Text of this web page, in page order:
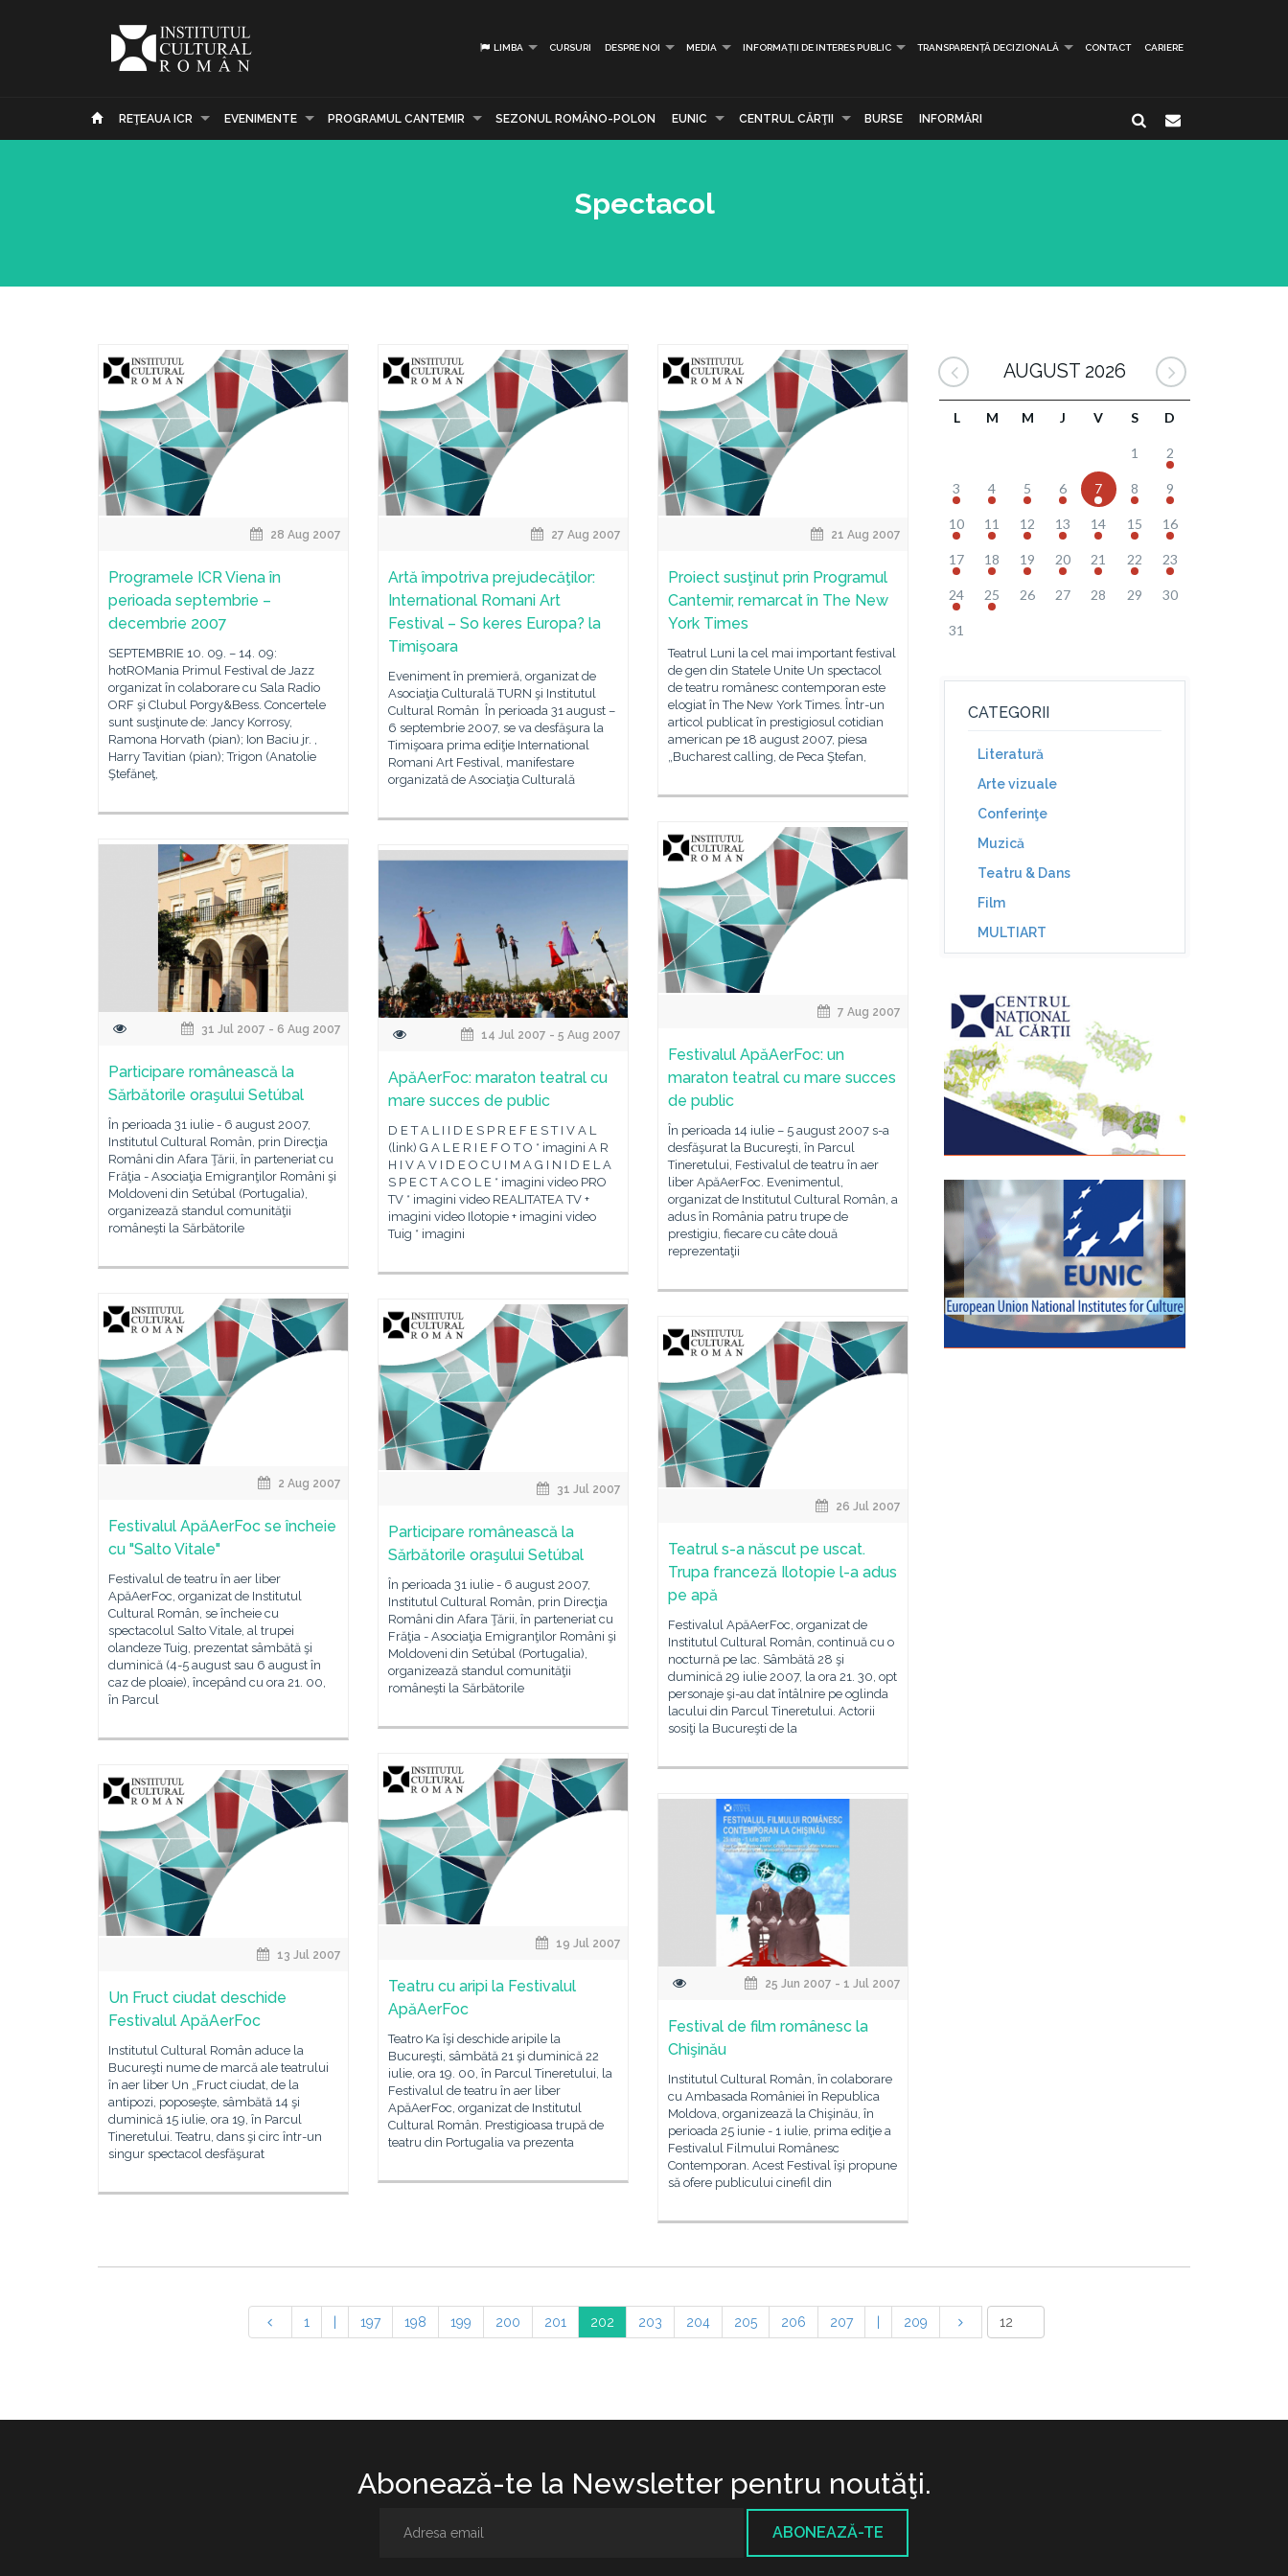
LIMBA CURSURI DESPRE NOI MEDIA INFORMAȚII DE INTERES PUBLIC TRANSPARENȚĂ DECIZIONALĂ CONTACT CARIERE
REŢEAUA ICR EVENIMENTE PROGRAMUL CANTEMIR SEZONUL ROMÂNO-POLON EUNIC CENTRUL CĂRŢII BURSE INFORMĂRI
Spectacol
28 Aug 2007
Programele ICR Viena în
perioada septembrie –
decembrie 2007
SEPTEMBRIE 10. 09. – 14. 09:
hotROMania Primul Festival de Jazz
organizat în colaborare cu Sala Radio
ORF şi Clubul Porgy&Bess. Concertele
sunt susţinute de: Jancy Korrosy,
Ramona Horvath (pian); Ion Baciu jr. ,
Harry Tavitian (pian); Trigon (Anatolie
Ştefăneţ,
27 Aug 2007
Artă împotriva prejudecăţilor:
International Romani Art
Festival – So keres Europa? la
Timişoara
Eveniment în premieră, organizat de
Asociaţia Culturală TURN şi Institutul
Cultural Român În perioada 31 august –
6 septembrie 2007, se va desfăşura la
Timişoara prima ediţie International
Romani Art Festival, manifestare
organizată de Asociaţia Culturală
21 Aug 2007
Proiect susţinut prin Programul
Cantemir, remarcat în The New
York Times
Teatrul Luni la cel mai important festival
de gen din Statele Unite Un spectacol
de teatru românesc contemporan este
elogiat în The New York Times. Într-un
articol publicat în prestigiosul cotidian
american pe 18 august 2007, piesa
„Bucharest calling, de Peca Ştefan,
7 Aug 2007
Festivalul ApăAerFoc: un
maraton teatral cu mare succes
de public
În perioada 14 iulie – 5 august 2007 s-a
desfăşurat la Bucureşti, în Parcul
Tineretului, Festivalul de teatru în aer
liber ApăAerFoc. Evenimentul,
organizat de Institutul Cultural Român, a
adus în România patru trupe de
prestigiu, fiecare cu câte două
reprezentaţii
31 Jul 2007 - 6 Aug 2007
Participare românească la
Sărbătorile oraşului Setúbal
În perioada 31 iulie - 6 august 2007,
Institutul Cultural Român, prin Direcţia
Români din Afara Ţării, în parteneriat cu
Frăţia - Asociaţia Emigranţilor Români şi
Moldoveni din Setúbal (Portugalia),
organizează standul comunităţii
româneşti la Sărbătorile
14 Jul 2007 - 5 Aug 2007
ApăAerFoc: maraton teatral cu
mare succes de public
D E T A L I I D E S P R E F E S T I V A L
(link) G A L E R I E F O T O * imagini A R
H I V A V I D E O C U I M A G I N I D E L A
S P E C T A C O L E * imagini video PRO
TV * imagini video REALITATEA TV +
imagini video Ilotopie + imagini video
Tuig * imagini
2 Aug 2007
Festivalul ApăAerFoc se încheie
cu "Salto Vitale"
Festivalul de teatru în aer liber
ApăAerFoc, organizat de Institutul
Cultural Român, se încheie cu
spectacolul Salto Vitale, al trupei
olandeze Tuig, prezentat sâmbătă şi
duminică (4-5 august sau 6 august în
caz de ploaie), începând cu ora 21. 00,
în Parcul
31 Jul 2007
Participare românească la
Sărbătorile oraşului Setúbal
În perioada 31 iulie - 6 august 2007,
Institutul Cultural Român, prin Direcţia
Români din Afara Ţării, în parteneriat cu
Frăţia - Asociaţia Emigranţilor Români şi
Moldoveni din Setúbal (Portugalia),
organizează standul comunităţii
româneşti la Sărbătorile
26 Jul 2007
Teatrul s-a născut pe uscat.
Trupa franceză Ilotopie l-a adus
pe apă
Festivalul ApăAerFoc, organizat de
Institutul Cultural Român, continuă cu o
nocturnă pe lac. Sâmbătă 28 şi
duminică 29 iulie 2007, la ora 21. 30, opt
personaje şi-au dat întâlnire pe oglinda
lacului din Parcul Tineretului. Actorii
sosiţi la Bucureşti de la
19 Jul 2007
Teatru cu aripi la Festivalul
ApăAerFoc
Teatro Ka îşi deschide aripile la
Bucureşti, sâmbătă 21 şi duminică 22
iulie, ora 19. 00, în Parcul Tineretului, la
Festivalul de teatru în aer liber
ApăAerFoc, organizat de Institutul
Cultural Român. Prestigioasa trupă de
teatru din Portugalia va prezenta
13 Jul 2007
Un Fruct ciudat deschide
Festivalul ApăAerFoc
Institutul Cultural Român aduce la
Bucureşti nume de marcă ale teatrului
în aer liber Un „Fruct ciudat, de la
antipozi, poposeşte, sâmbătă 14 şi
duminică 15 iulie, ora 19, în Parcul
Tineretului. Teatru, dans şi circ într-un
singur spectacol desfăşurat
25 Jun 2007 - 1 Jul 2007
Festival de film românesc la
Chişinău
Institutul Cultural Român, în colaborare
cu Ambasada României în Republica
Moldova, organizează la Chişinău, în
perioada 25 iunie - 1 iulie, prima ediţie a
Festivalul Filmului Românesc
Contemporan. Acest Festival îşi propune
să ofere publicului cinefil din
AUGUST 2026
L M M J V S D
1 2
3 4 5 6 7 8 9
10 11 12 13 14 15 16
17 18 19 20 21 22 23
24 25 26 27 28 29 30
31
CATEGORII
Literatură
Arte vizuale
Conferinţe
Muzică
Teatru & Dans
Film
MULTIART
1 197 198 199 200 201 202 203 204 205 206 207 209
Abonează-te la Newsletter pentru noutăţi.
ABONEAZĂ-TE